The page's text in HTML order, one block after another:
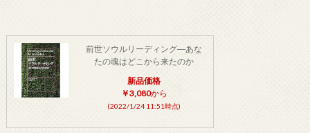
前世ソウルリーディング―あな
たの魂はどこから来たのか
新品価格
￥3,080から
(2022/1/24 11:51時点)